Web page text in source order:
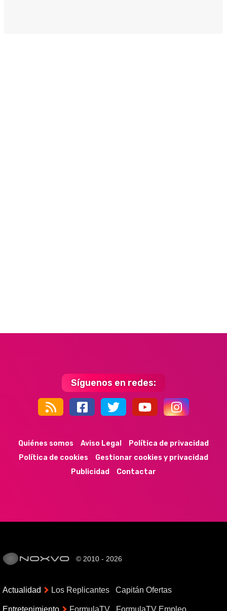
Síguenos en redes:
Quiénes somos Aviso Legal
Política de privacidad
Política de cookies
Gestionar cookies y privacidad
Publicidad
Contactar
© 2010 - 2026
Actualidad Los Replicantes Capitán Ofertas